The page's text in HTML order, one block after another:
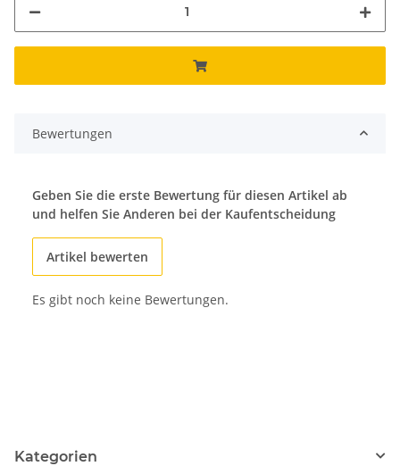
Bewertungen
Geben Sie die erste Bewertung für diesen Artikel ab
und helfen Sie Anderen bei der Kaufentscheidung
Artikel bewerten
Es gibt noch keine Bewertungen.
Kategorien